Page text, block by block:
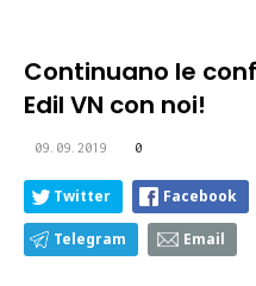
Continuano le
Edil VN con noi!
09.09.2019 0
Twitter Facebook
Telegram Email